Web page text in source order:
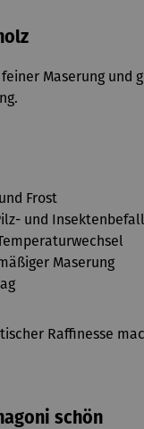
Maserung
Frost
und Insektenbefall
Maserung
Raffinesse
schön